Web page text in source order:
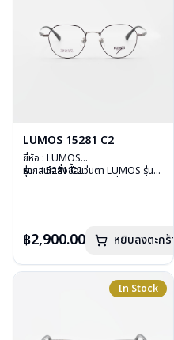
LUMOS 15281 C2
ยี่ห้อ : LUMOS
รุ่น : 15281 C2
อุปกรณ์ : กล่องแว่น , ผ้าเช็ดแว่น
การรับประกัน : 2 ปี
หากสนใจสั่งชื้อแว่นตา LUMOS รุ่น
฿2,900.00 หยิบลงตะกร้า
In Stock